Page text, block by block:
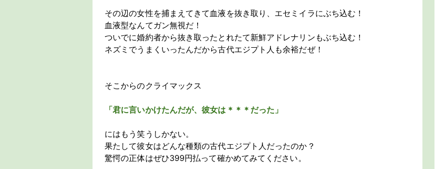
その辺の女性を捕まえてきて血液を抜き取り、エセミイラにぶち込む！
血液型なんてガン無視だ！
ついでに婚約者から抜き取ったとれたて新鮮アドレナリンもぶち込む！
ネズミでうまくいったんだから古代エジプト人も余裕だぜ！
そこからのクライマックス
「君に言いかけたんだが、彼女は＊＊＊だった」
にはもう笑うしかない。
果たして彼女はどんな種類の古代エジプト人だったのか？
驚愕の正体はぜひ399円払って確かめてみてください。